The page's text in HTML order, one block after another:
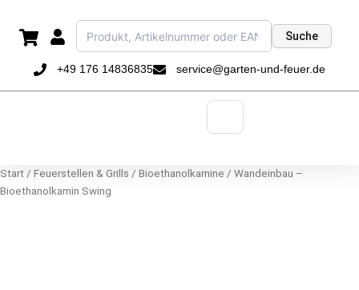
Inhalt
springen
+49 176 14836835 service@garten-und-feuer.de
Suche
Start / Feuerstellen & Grills / Bioethanolkamine / Wandeinbau –
Bioethanolkamin Swing